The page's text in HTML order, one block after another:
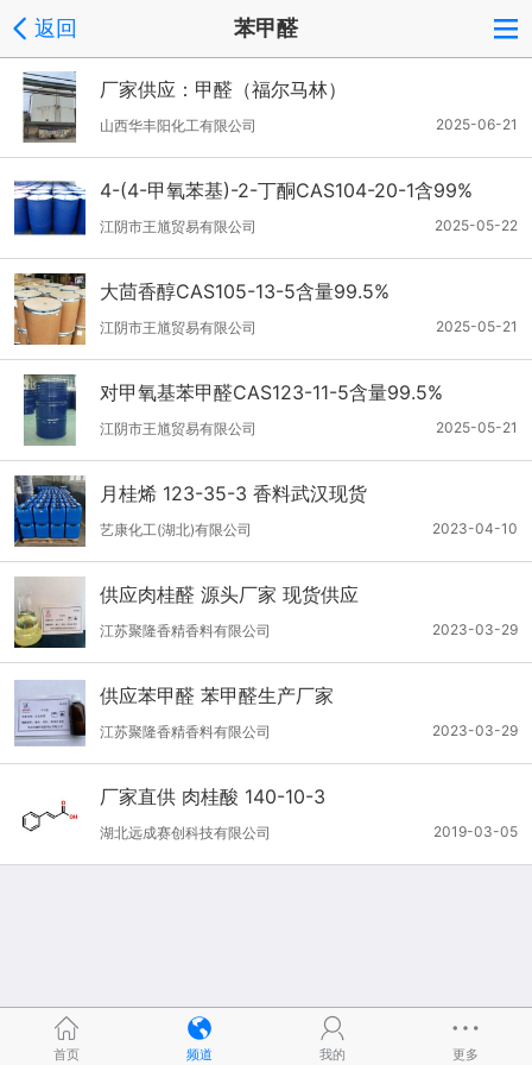
返回 苯甲醛
厂家供应：甲醛（福尔马林）
2025-06-21
山西华丰阳化工有限公司
4-(4-甲氧苯基)-2-丁酮CAS104-20-1含99%
2025-05-22
江阴市王馗贸易有限公司
大茴香醇CAS105-13-5含量99.5%
2025-05-21
江阴市王馗贸易有限公司
对甲氧基苯甲醛CAS123-11-5含量99.5%
2025-05-21
江阴市王馗贸易有限公司
月桂烯 123-35-3 香料武汉现货
2023-04-10
艺康化工(湖北)有限公司
供应肉桂醛 源头厂家 现货供应
2023-03-29
江苏聚隆香精香料有限公司
供应苯甲醛 苯甲醛生产厂家
2023-03-29
江苏聚隆香精香料有限公司
厂家直供 肉桂酸 140-10-3
2019-03-05
湖北远成赛创科技有限公司
首页 频道 我的 更多